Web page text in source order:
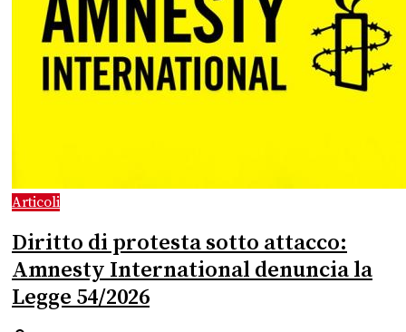
Articoli
Diritto di protesta sotto attacco:
Amnesty International denuncia la
Legge 54/2026